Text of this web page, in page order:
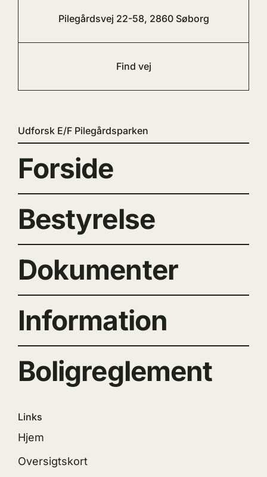
Pilegårdsvej 22-58, 2860 Søborg
Find vej
Udforsk E/F Pilegårdsparken
Forside
Bestyrelse
Dokumenter
Information
Boligreglement
Links
Hjem
Oversigtskort